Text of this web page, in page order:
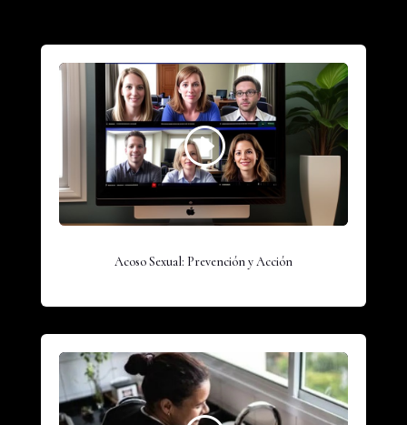
Acoso Sexual: Prevención y Acción